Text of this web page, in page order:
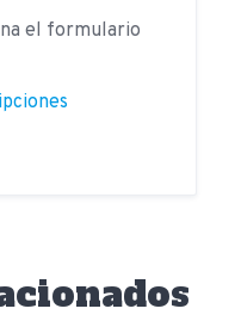
el formulario